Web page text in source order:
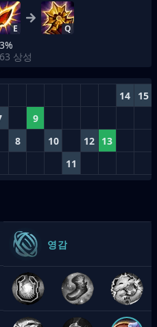
E Q
상성
14 15
9
8 10 12 13
11
영감